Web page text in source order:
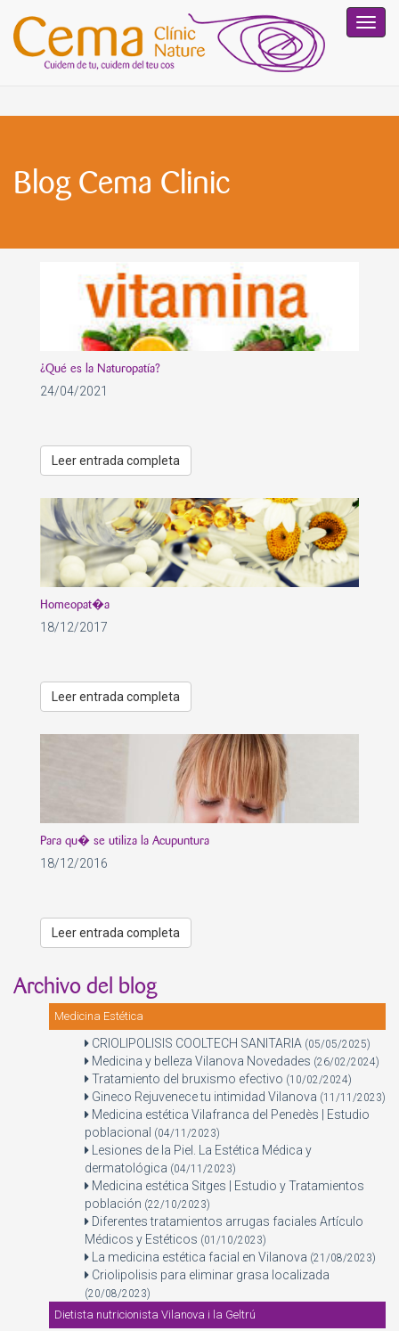
Blog Cema Clinic
¿Qué es la Naturopatía?
24/04/2021
Leer entrada completa
Homeopat�a
18/12/2017
Leer entrada completa
Para qu� se utiliza la Acupuntura
18/12/2016
Leer entrada completa
Archivo del blog
Medicina Estética
CRIOLIPOLISIS COOLTECH SANITARIA (05/05/2025)
Medicina y belleza Vilanova Novedades (26/02/2024)
Tratamiento del bruxismo efectivo (10/02/2024)
Gineco Rejuvenece tu intimidad Vilanova (11/11/2023)
Medicina estética Vilafranca del Penedès | Estudio
poblacional (04/11/2023)
Lesiones de la Piel. La Estética Médica y
dermatológica (04/11/2023)
Medicina estética Sitges | Estudio y Tratamientos
población (22/10/2023)
Diferentes tratamientos arrugas faciales Artículo
Médicos y Estéticos (01/10/2023)
La medicina estética facial en Vilanova (21/08/2023)
Criolipolisis para eliminar grasa localizada
(20/08/2023)
Dietista nutricionista Vilanova i la Geltrú